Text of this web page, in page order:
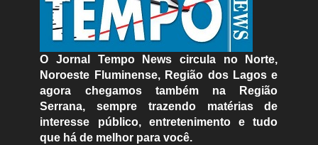
O Jornal Tempo News circula no Norte,
Noroeste Fluminense, Região dos Lagos e
agora chegamos também na Região
Serrana, sempre trazendo matérias de
interesse público, entretenimento e tudo
que há de melhor para você.